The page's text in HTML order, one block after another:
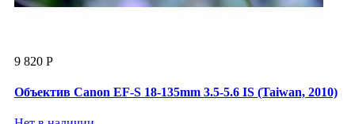
9 820 Р
Объектив Canon EF-S 18-135mm 3.5-5.6 IS (Taiwan, 2010)